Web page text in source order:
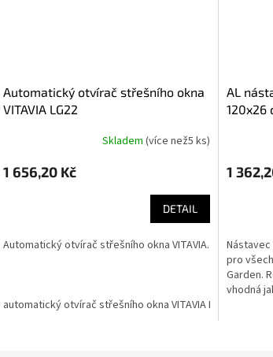
automatický otvírač střešního okna
VITAVIA LG22
Skladem (více než5 ks)
1 656,20 Kč
DETAIL
Automatický otvírač střešního okna VITAVIA.
automatický otvírač střešního okna VITAVIA LG22
AL nástavec na regál VITAVIA
120x26
1
pro
Garden.
vhodná